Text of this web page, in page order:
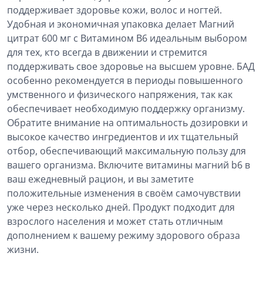
поддерживает здоровье кожи, волос и ногтей.
Удобная и экономичная упаковка делает Магний
цитрат 600 мг с Витамином B6 идеальным выбором
для тех, кто всегда в движении и стремится
поддерживать свое здоровье на высшем уровне. БАД
особенно рекомендуется в периоды повышенного
умственного и физического напряжения, так как
обеспечивает необходимую поддержку организму.
Обратите внимание на оптимальность дозировки и
высокое качество ингредиентов и их тщательный
отбор, обеспечивающий максимальную пользу для
вашего организма. Включите витамины магний b6 в
ваш ежедневный рацион, и вы заметите
положительные изменения в своём самочувствии
уже через несколько дней. Продукт подходит для
взрослого населения и может стать отличным
дополнением к вашему режиму здорового образа
жизни.